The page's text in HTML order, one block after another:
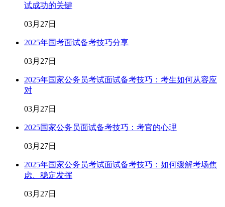
试成功的关键
03月27日
2025年国考面试备考技巧分享
03月27日
2025年国家公务员考试面试备考技巧：考生如何从容应
对
03月27日
2025国家公务员面试备考技巧：考官的心理
03月27日
2025年国家公务员考试面试备考技巧：如何缓解考场焦
虑、稳定发挥
03月27日